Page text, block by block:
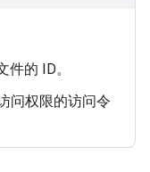
件的 ID。
问权限的访问令